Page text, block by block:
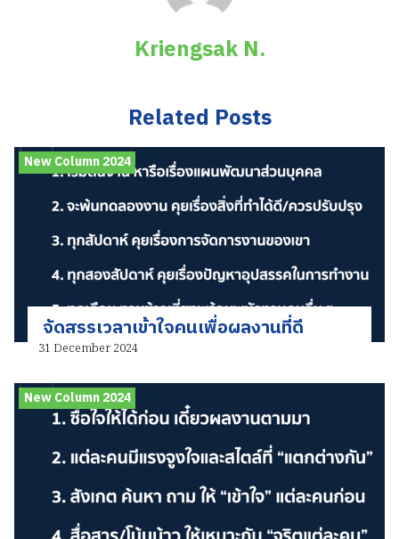
Kriengsak N.
Related Posts
New Column 2024
จัดสรรเวลาเข้าใจคนเพื่อผลงานที่ดี
31 December 2024
New Column 2024